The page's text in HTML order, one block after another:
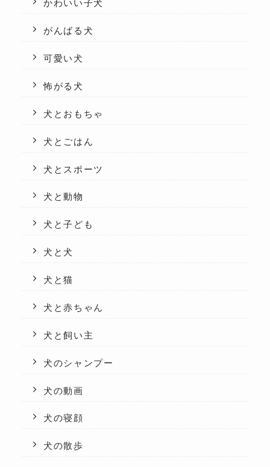
かわいい子犬
がんばる犬
可愛い犬
怖がる犬
犬とおもちゃ
犬とごはん
犬とスポーツ
犬と動物
犬と子ども
犬と犬
犬と猫
犬と赤ちゃん
犬と飼い主
犬のシャンプー
犬の動画
犬の寝顔
犬の散歩